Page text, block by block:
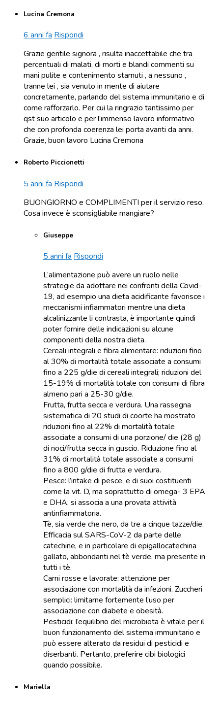
Lucina Cremona
6 anni fa Rispondi
Grazie gentile signora , risulta inaccettabile che tra
percentuali di malati, di morti e blandi commenti su
mani pulite e contenimento starnuti , a nessuno ,
tranne lei , sia venuto in mente di aiutare
concretamente, parlando del sistema immunitario e di
come rafforzarlo. Per cui la ringrazio tantissimo per
qst suo articolo e per l’immenso lavoro informativo
che con profonda coerenza lei porta avanti da anni.
Grazie, buon lavoro Lucina Cremona
Roberto Piccionetti
5 anni fa Rispondi
BUONGIORNO e COMPLIMENTI per il servizio reso.
Cosa invece è sconsigliabile mangiare?
Giuseppe
5 anni fa Rispondi
L’alimentazione può avere un ruolo nelle
strategie da adottare nei confronti della Covid-
19, ad esempio una dieta acidificante favorisce i
meccanismi infiammatori mentre una dieta
alcalinizzante li contrasta, è importante quindi
poter fornire delle indicazioni su alcune
componenti della nostra dieta.
Cereali integrali e fibra alimentare: riduzioni fino
al 30% di mortalità totale associate a consumi
fino a 225 g/die di cereali integrali; riduzioni del
15-19% di mortalità totale con consumi di fibra
almeno pari a 25-30 g/die.
Frutta, frutta secca e verdura. Una rassegna
sistematica di 20 studi di coorte ha mostrato
riduzioni fino al 22% di mortalità totale
associate a consumi di una porzione/ die (28 g)
di noci/frutta secca in guscio. Riduzione fino al
31% di mortalità totale associate a consumi
fino a 800 g/die di frutta e verdura.
Pesce: l’intake di pesce, e di suoi costituenti
come la vit. D, ma soprattutto di omega- 3 EPA
e DHA, si associa a una provata attività
antinfiammatoria.
Tè, sia verde che nero, da tre a cinque tazze/die.
Efficacia sul SARS-CoV-2 da parte delle
catechine, e in particolare di epigallocatechina
gallato, abbondanti nel tè verde, ma presente in
tutti i tè.
Carni rosse e lavorate: attenzione per
associazione con mortalità da infezioni. Zuccheri
semplici: limitarne fortemente l’uso per
associazione con diabete e obesità.
Pesticidi: l’equilibrio del microbiota è vitale per il
buon funzionamento del sistema immunitario e
può essere alterato da residui di pesticidi e
diserbanti. Pertanto, preferire cibi biologici
quando possibile.
Mariella